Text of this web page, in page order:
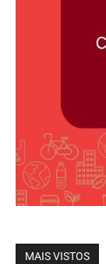
MAIS VISTOS